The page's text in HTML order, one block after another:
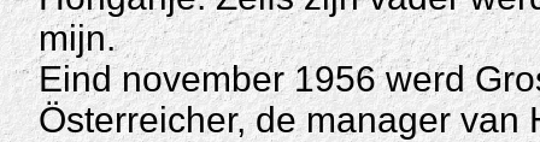
mijn.
Eind november 1956 werd
Österreicher, de manager